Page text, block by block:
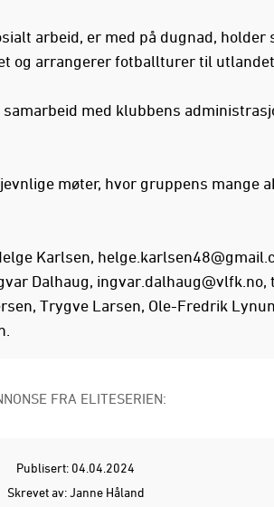
arbeid, er med på dugnad, holder
og arrangerer fotballturer til utlandet.
med klubbens
møter, hvor gruppens mange
Karlsen,
Dalhaug, ingvar.dalhaug@vlfk.no,
Trygve Larsen, Ole-Fredrik
FRA ELITESERIEN:
Publisert: 04.04.2024
Skrevet av: Janne Håland